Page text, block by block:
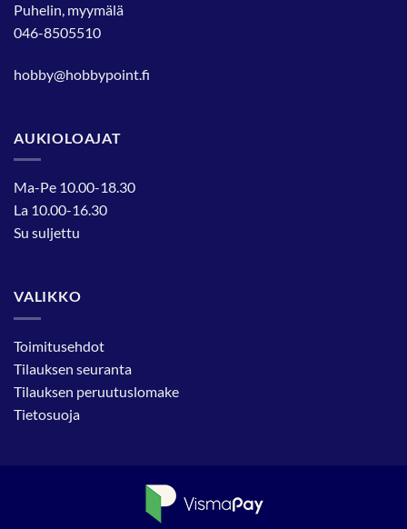
Puhelin, myymälä
046-8505510
hobby@hobbypoint.fi
AUKIOLOAJAT
Ma-Pe 10.00-18.30
La 10.00-16.30
Su suljettu
VALIKKO
Toimitusehdot
Tilauksen seuranta
Tilauksen peruutuslomake
Tietosuoja